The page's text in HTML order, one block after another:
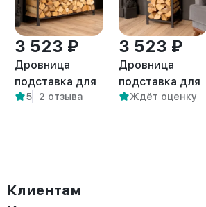
3 523 ₽
Дровница
подставка для
дров лофт
5 2 отзыва
3 523 ₽
Дровница
подставка для
дров лофт
Ждёт оценку
Клиентам